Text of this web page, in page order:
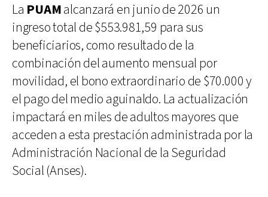
La PUAMalcanzará en junio de 2026 un
ingreso total de $553.981,59 para sus
beneficiarios, como resultado de la
combinación del aumento mensual por
movilidad, el bono extraordinario de $70.000 y
el pago del medio aguinaldo. La actualización
impactará en miles de adultos mayores que
acceden a esta prestación administrada por la
Administración Nacional de la Seguridad
Social (Anses).